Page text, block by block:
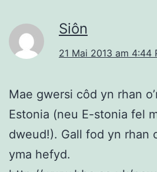
Siôn
21 Mai 2013 am 4:44
Mae gwersi côd yn rhan
Estonia (neu E-stonia fel
dweud!). Gall fod yn rhan
yma hefyd.